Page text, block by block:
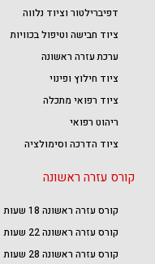
דפיברילטור וציוד נלווה
ציוד חבישה וטיפול בכוויות
ערכת עזרה ראשונה
ציוד חילוץ ופינוי
ציוד רפואי מתכלה
ריהוט רפואי
ציוד הדרכה וסימולציה
קורס עזרה ראשונה
קורס עזרה ראשונה 18 שעות
קורס עזרה ראשונה 22 שעות
קורס עזרה ראשונה 28 שעות